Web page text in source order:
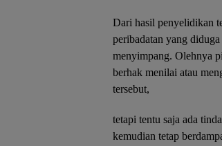
Dari hasil penyelidikan
peribadatan yang
menyimpang. Olehnya
berhak menilai atau
tersebut,
tetapi tentu saja ada
kemudian tetap